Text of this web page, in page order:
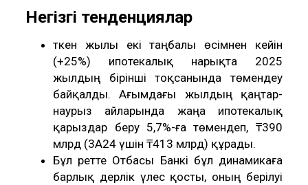
Негізгі тенденциялар
Өткен жылы екі таңбалы өсімнен кейін
(+25%) ипотекалық нарықта 2025
жылдың бірінші тоқсанында төмендеу
байқалды. Ағымдағы жылдың қаңтар-
наурыз айларында жаңа ипотекалық
қарыздар беру 5,7%-ға төмендеп, ₸390
млрд (3А24 үшін ₸413 млрд) құрады.
Бұл ретте Отбасы Банкі бұл динамикаға
барлық дерлік үлес қосты, оның берілуі